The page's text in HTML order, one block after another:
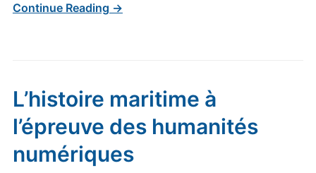
Continue Reading →
L’histoire maritime à
l’épreuve des humanités
numériques